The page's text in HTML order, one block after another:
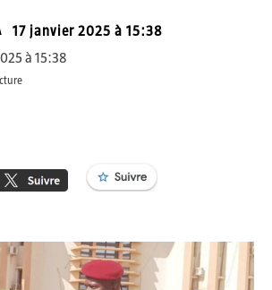
17 janvier 2025 à 15:38
à 15:38